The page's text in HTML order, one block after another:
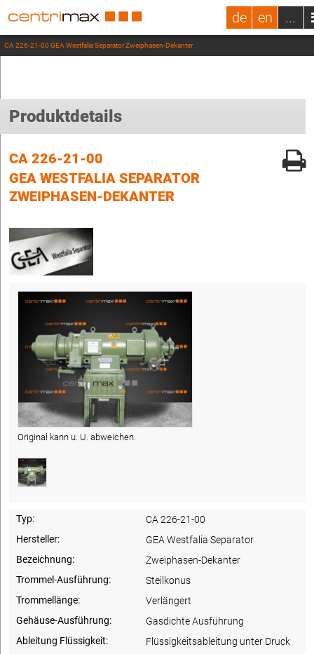
de en ...
CA 226-21-00 GEA Westfalia Separator Zweiphasen-Dekanter
Produktdetails
CA 226-21-00
GEA WESTFALIA SEPARATOR
ZWEIPHASEN-DEKANTER
Original kann u. U. abweichen.
Typ:
CA 226-21-00
Hersteller:
GEA Westfalia Separator
Bezeichnung:
Zweiphasen-Dekanter
Trommel-Ausführung:
Steilkonus
Trommellänge:
Verlängert
Gehäuse-Ausführung:
Gasdichte Ausführung
Ableitung Flüssigkeit:
Flüssigkeitsableitung unter Druck